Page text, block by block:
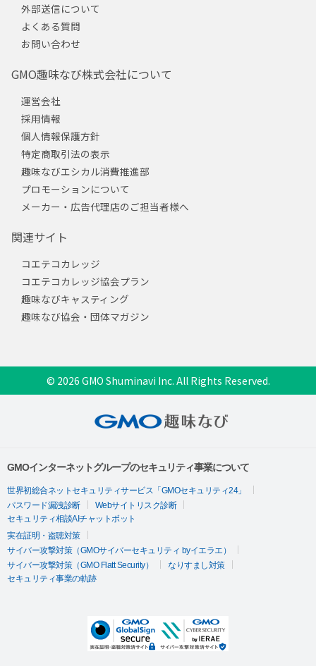
外部送信について
よくある質問
お問い合わせ
GMO趣味なび株式会社について
運営会社
採用情報
個人情報保護方針
特定商取引法の表示
趣味なびエシカル消費推進部
プロモーションについて
メーカー・広告代理店のご担当者様へ
関連サイト
コエテコカレッジ
コエテコカレッジ協会プラン
趣味なびキャスティング
趣味なび協会・団体マガジン
© 2026 GMO Shuminavi Inc. All Rights Reserved.